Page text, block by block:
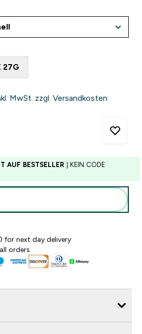
27G
MwSt. zzgl. Versandkosten
AUF BESTSELLER | KEIN CODE
price
for next day delivery
orders